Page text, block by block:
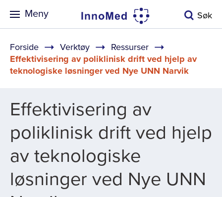
Meny Søk
Navigasjonssti
Forside Verktøy
Ressurser
Effektivisering av poliklinisk drift ved hjelp av
teknologiske løsninger ved Nye UNN Narvik
Effektivisering av
poliklinisk drift ved hjelp
av teknologiske
løsninger ved Nye UNN